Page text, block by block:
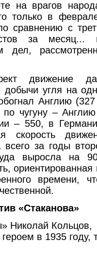
на врагов
только в
сравнению с
за месяц...
дел,
движение
угля на
Англию
чугуну –
– 550, в
скорость
за годы
выросла на
ориентированная
времени,
«Стаканова»
Николай Кольцов,
в 1935 году,